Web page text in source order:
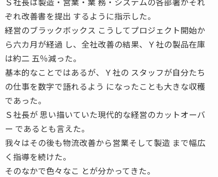
ぞれ改善書を提出 するように指示した。
経営のブラックボックス こうしてプロジェクト開始か
ら六カ月が経過 し、全社改善の結果、Ｙ社の製品在庫
は約二 五％減った。
基本的なことではあるが、Ｙ社の スタッフが自分たち
の仕事を数字で語れるよう になったことも大きな収穫
であった。
Ｓ社長が 思い描いていた現代的な経営のカットオーバ
ー であるとも言えた。
我々はその後も物流改善から営業そして製造 まで幅広
く指導を続けた。
そのなかで色々なこ とが分かってきた。